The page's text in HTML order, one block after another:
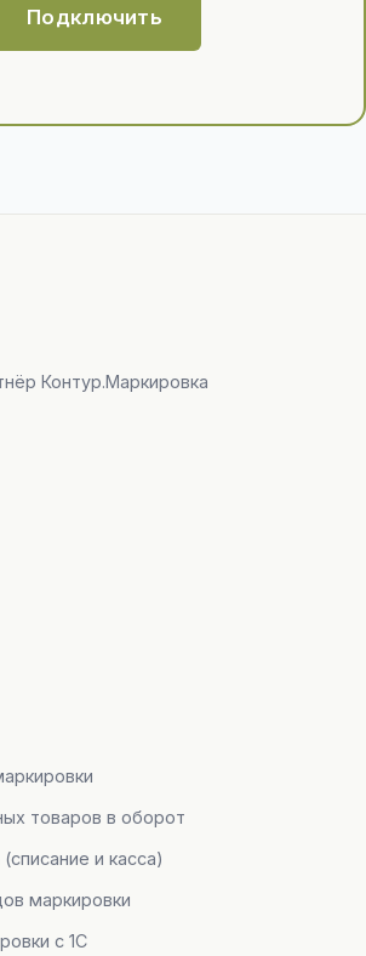
Подключить
Контур.Маркировка
товаров в оборот
и касса)
маркировки
с 1С